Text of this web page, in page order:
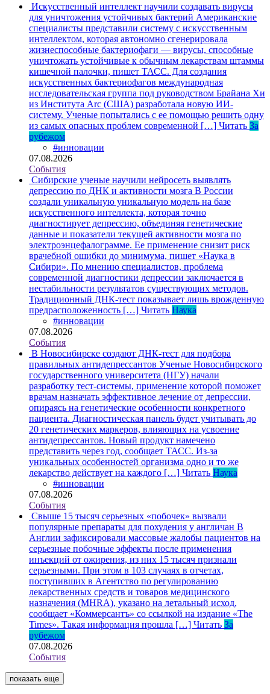
Искусственный интеллект научили создавать вирусы
для уничтожения устойчивых бактерий Американские
специалисты представили систему с искусственным
интеллектом, которая автономно сгенерировала
жизнеспособные бактериофаги — вирусы, способные
уничтожать устойчивые к обычным лекарствам штаммы
кишечной палочки, пишет ТАСС. Для создания
искусственных бактериофагов международная
исследовательская группа под руководством Брайана Хи
из Института Arc (США) разработала новую ИИ-
систему. Ученые попытались с ее помощью решить одну
из самых опасных проблем современной […] Читать За
рубежом
#инновации
07.08.2026
События
Сибирские ученые научили нейросеть выявлять
депрессию по ДНК и активности мозга В России
создали уникальную уникальную модель на базе
искусственного интеллекта, которая точно
диагностирует депрессию, объединяя генетические
данные и показатели текущей активности мозга по
электроэнцефалограмме. Ее применение снизит риск
врачебной ошибки до минимума, пишет «Наука в
Сибири». По мнению специалистов, проблема
современной диагностики депрессии заключается в
нестабильности результатов существующих методов.
Традиционный ДНК-тест показывает лишь врожденную
предрасположенность […] Читать Наука
#инновации
07.08.2026
События
В Новосибирске создают ДНК-тест для подбора
правильных антидепрессантов Ученые Новосибирского
государственного университета (НГУ) начали
разработку тест-системы, применение которой поможет
врачам назначать эффективное лечение от депрессии,
опираясь на генетические особенности конкретного
пациента. Диагностическая панель будет учитывать до
20 генетических маркеров, влияющих на усвоение
антидепрессантов. Новый продукт намечено
представить через год, сообщает ТАСС. Из-за
уникальных особенностей организма одно и то же
лекарство действует на каждого […] Читать Наука
#инновации
07.08.2026
События
Свыше 15 тысяч серьезных «побочек» вызвали
популярные препараты для похудения у англичан В
Англии зафиксировали массовые жалобы пациентов на
серьезные побочные эффекты после применения
инъекций от ожирения, из них 15 тысяч признали
серьезными. При этом в 103 случаях в отчетах,
поступивших в Агентство по регулированию
лекарственных средств и товаров медицинского
назначения (MHRA), указано на летальный исход,
сообщает «Коммерсантъ» со ссылкой на издание «The
Times». Такая информация прошла […] Читать За
рубежом
07.08.2026
События
показать еще